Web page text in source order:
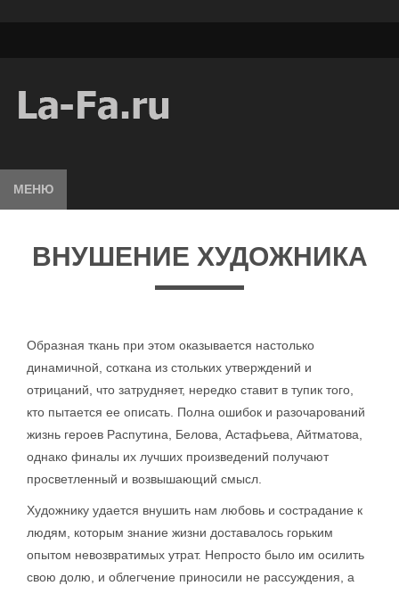
МЕНЮ
ВНУШЕНИЕ ХУДОЖНИКА
Образная ткань при этом оказывается настолько
динамичной, соткана из стольких утверждений и
отрицаний, что затрудняет, нередко ставит в тупик того,
кто пытается ее описать. Полна ошибок и разочарований
жизнь героев Распутина, Белова, Астафьева, Айтматова,
однако финалы их лучших произведений получают
просветленный и возвышающий смысл.
Художнику удается внушить нам любовь и сострадание к
людям, которым знание жизни доставалось горьким
опытом невозвратимых утрат. Непросто было им осилить
свою долю, и облегчение приносили не рассуждения, а